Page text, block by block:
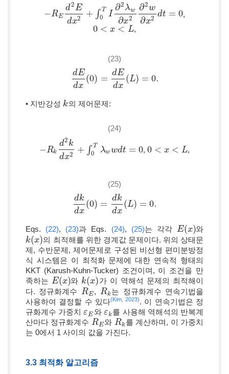
−RE
d2E
dx2 + ∫ T
0 I
∂2λw
∂x2
∂2w
∂x2
dt = 0
−REd2Edx2 +∫0 TI∂ 2λ w∂x2∂2w∂x2dt= 0
0 < x < L
0<x<L ,
(23)
dE
dx
(0) =
dE
dx
(L) = 0
dEdx(0) =dE dx(L)=0 .
• 지반강성 k
k 의 제어문제:
(24)
−Rk
d2k
dx2 + ∫ T
0 λwwdt = 0
−Rkd 2kdx2+∫ 0Tλ wwdt=0 , 0 < x < L
0<x<L ,
(25)
dk
dx
(0) =
dk
dx
(L) = 0
dkdx(0) =dk dx(L)=0 .
Eqs. (22), (23)과 Eqs. (24), (25)는 각각 E(x)
E(x) 와
k(x)
k(x) 의 최적해를 위한 경계값 문제이다. 위의 상태문
제, 수반문제, 제어문제로 구성된 비선형 편미분방정
식 시스템은 이 최적화 문제에 대한 연속적 형태의
KKT (Karush-Kuhn-Tucker) 조건이며, 이 조건을 만
족하는 E(x)
E(x) 와 k(x)
k(x) 가 이 역해석 문제의 최적해이
다. 정규화계수 RE
RE , Rk
Rk 는 정규화계수 연속기법을
사용하여 결정할 수 있다(Kim, 2023). 이 연속기법은 정
규화계수 가중치εE
εE 와εk
εk를 사용해 역해석의 반복계
산마다 정규화계수 RE
RE 와 Rk
Rk 를 계산하며, 이 가중치
는 0에서 1 사이의 값을 가진다.
3.3 최적화 알고리즘